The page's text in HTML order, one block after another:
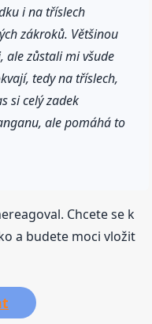
i na tříslech
zákroků. Většinou
ale zůstali mi všude
tedy na tříslech,
si celý zadek
ale pomáhá to
Chcete se k
a budete moci vložit